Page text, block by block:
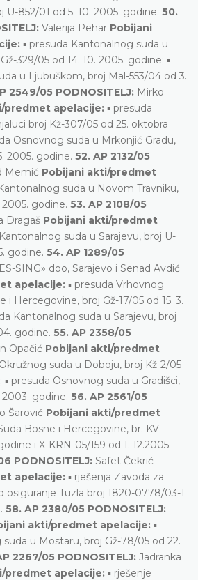
U-852/01 od 5. 10. 2005. godine. 50.
Valerija Pehar Pobijani
▪ presuda Kantonalnog suda u
329/05 od 14. 10. 2005. godine; ▪
u Ljubuškom, broj Mal-553/04 od 3.
2549/05 PODNOSITELJ: Mirko
predmet apelacije: ▪ presuda
broj Kž-307/05 od 25. oktobra
Osnovnog suda u Mrkonjić Gradu,
2005. godine. 52. AP 2132/05
Memić Pobijani akti/predmet
suda u Novom Travniku,
godine. 53. AP 2108/05
Dragaš Pobijani akti/predmet
suda u Sarajevu, broj U-
godine. 54. AP 1289/05
SING» doo, Sarajevo i Senad Avdić
apelacije: ▪ presuda Vrhovnog
i Hercegovine, broj Gž-17/05 od 15. 3.
Kantonalnog suda u Sarajevu, broj
godine. 55. AP 2358/05
Opačić Pobijani akti/predmet
suda u Doboju, broj Kž-2/05
▪ presuda Osnovnog suda u Gradišci,
2003. godine. 56. AP 2561/05
Šarović Pobijani akti/predmet
Bosne i Hercegovine, br. KV-
i X-KRN-05/159 od 1. 12.2005.
PODNOSITELJ: Safet Čekrić
apelacije: ▪ rješenja Zavoda za
osiguranje Tuzla broj 1820-0778/03-1
58. AP 2380/05 PODNOSITELJ:
akti/predmet apelacije: ▪
u Mostaru, broj Gž-78/05 od 22.
2267/05 PODNOSITELJ: Jadranka
predmet apelacije: ▪ rješenje